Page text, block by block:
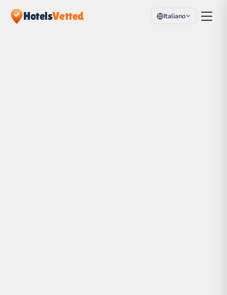
HotelsVetted Italiano